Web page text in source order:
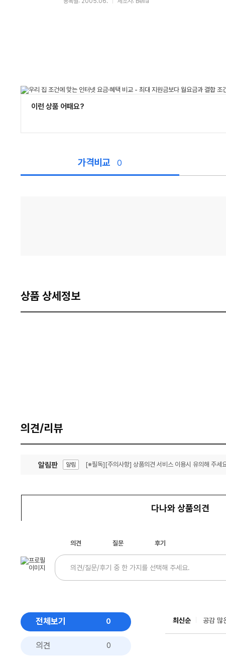
이런 상품 어때요?
가격비교 0
상품 상세정보
의견/리뷰
알림판 알림 [※필독][주의사항] 상품의견 서비스 이용시 유의해 주세
다나와 상품의견
의견 질문 후기
전체보기 0
의견 0
최신순 공감 많